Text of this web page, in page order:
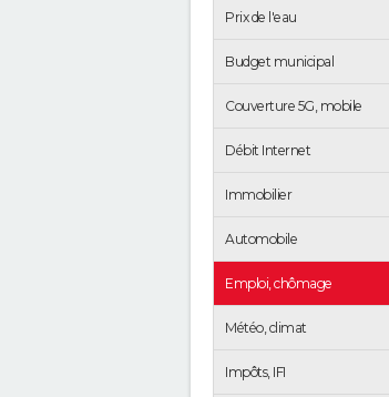
Prix de l'eau
Budget municipal
Couverture 5G, mobile
Débit Internet
Immobilier
Automobile
Emploi, chômage
Météo, climat
Impôts, IFI